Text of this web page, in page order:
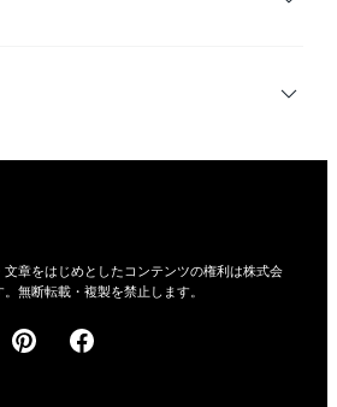
章をはじめとしたコンテンツの権利は株式会
無断転載・複製を禁止します。